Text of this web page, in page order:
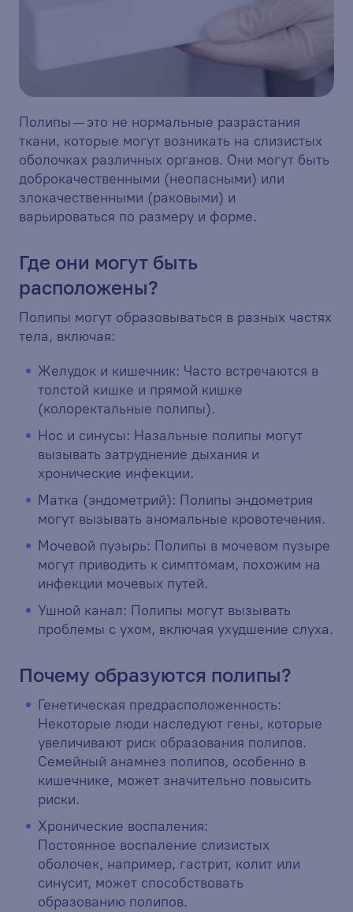
Полипы — это не нормальные разрастания
ткани, которые могут возникать на слизистых
оболочках различных органов. Они могут быть
доброкачественными (неопасными) или
злокачественными (раковыми) и
варьироваться по размеру и форме.
Где они могут быть
расположены?
Полипы могут образовываться в разных частях
тела, включая:
Желудок и кишечник: Часто встречаются в
толстой кишке и прямой кишке
(колоректальные полипы).
Нос и синусы: Назальные полипы могут
вызывать затруднение дыхания и
хронические инфекции.
Матка (эндометрий): Полипы эндометрия
могут вызывать аномальные кровотечения.
Мочевой пузырь: Полипы в мочевом пузыре
могут приводить к симптомам, похожим на
инфекции мочевых путей.
Ушной канал: Полипы могут вызывать
проблемы с ухом, включая ухудшение слуха.
Почему образуются полипы?
Генетическая предрасположенность:
Некоторые люди наследуют гены, которые
увеличивают риск образования полипов.
Семейный анамнез полипов, особенно в
кишечнике, может значительно повысить
риски.
Хронические воспаления:
Постоянное воспаление слизистых
оболочек, например, гастрит, колит или
синусит, может способствовать
образованию полипов.